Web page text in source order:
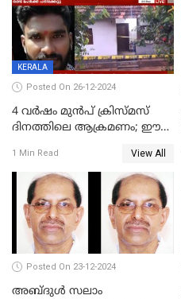
KERALA
Posted On 26-12-2024
4 വർഷം മുൻപ് ക്രിസ്മസ്
ദിനത്തിലെ ആക്രമണം; ഈ
ചോദിക്കാനെത്തി, 2 പേർ
കുത്തേറ്റു മരിച്ചു
1 Min Read View All
Posted On 23-12-2024
അബ്ദുള്‍ സലാം